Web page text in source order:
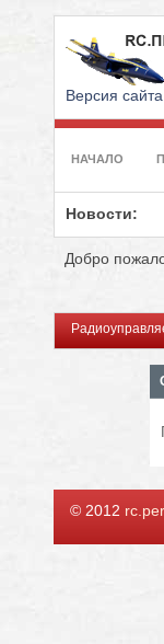
Версия
НАЧАЛО
Новости:
Добро
© 2012